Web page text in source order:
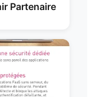
Partenaire